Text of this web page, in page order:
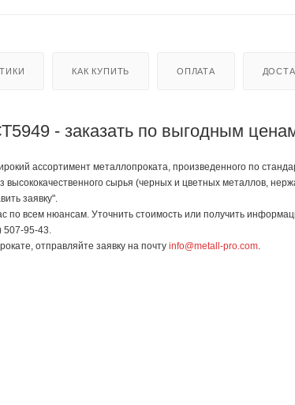
КАК КУПИТЬ ОПЛАТА
- заказать по выгодным
ассортимент металлопроката, произведенного по
высококачественного сырья (черных и цветных металлов,
заявку".
по всем нюансам. Уточнить стоимость или получить
507-95-43.
отправляйте заявку на почту info@metall-pro.com.